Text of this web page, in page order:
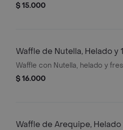
$ 15.000
Waffle de Nutella, Helado y
Waffle con Nutella, helado y
$ 16.000
Waffle de Arequipe, Helado